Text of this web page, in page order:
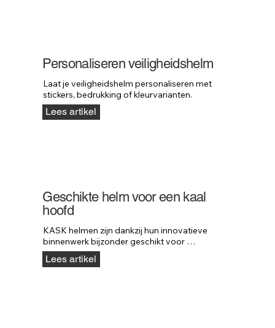
Personaliseren veiligheidshelm
Laat je veiligheidshelm personaliseren met
stickers, bedrukking of kleurvarianten.
Lees artikel
Geschikte helm voor een kaal
hoofd
KASK helmen zijn dankzij hun innovatieve
binnenwerk bijzonder geschikt voor
werknemers met een kaal hoofd.
Lees artikel